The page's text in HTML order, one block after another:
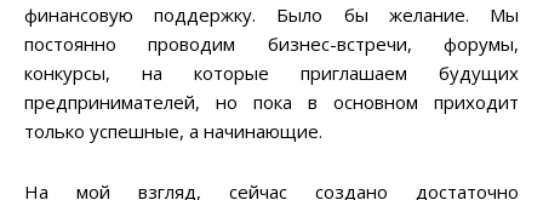
финансовую поддержку. Было бы желание. Мы
постоянно проводим бизнес-встречи, форумы,
конкурсы, на которые приглашаем будущих
предпринимателей, но пока в основном приходит
только успешные, а начинающие.
На мой взгляд, сейчас создано достаточно